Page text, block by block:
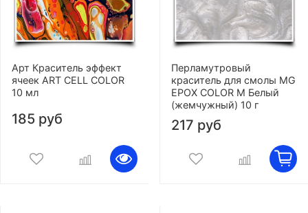
Арт Краситель эффект
ячеек ART CELL COLOR
10 мл
185 руб
Перламутровый
краситель для смолы MG
EPOX COLOR M Белый
(жемчужный) 10 г
217 руб